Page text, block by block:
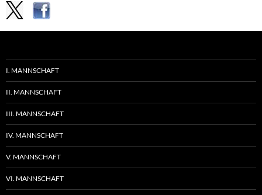
I. MANNSCHAFT
II. MANNSCHAFT
III. MANNSCHAFT
IV. MANNSCHAFT
V. MANNSCHAFT
VI. MANNSCHAFT